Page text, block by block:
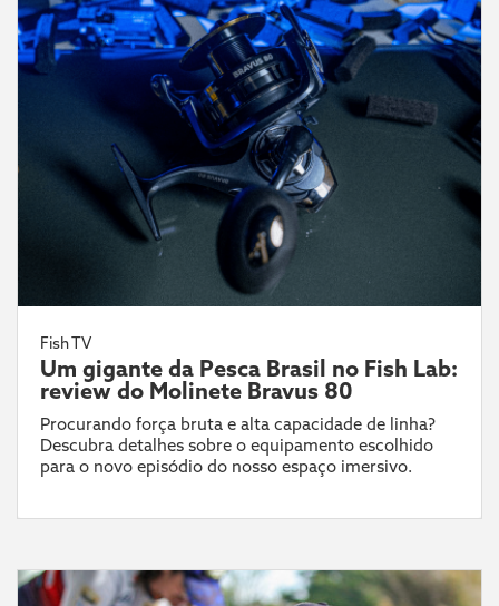
Fish TV
Um gigante da Pesca Brasil no Fish Lab:
review do Molinete Bravus 80
Procurando força bruta e alta capacidade de linha?
Descubra detalhes sobre o equipamento escolhido
para o novo episódio do nosso espaço imersivo.